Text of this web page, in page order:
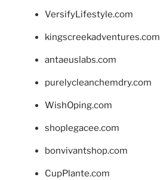
VersifyLifestyle.com
kingscreekadventures.com
antaeuslabs.com
purelycleanchemdry.com
WishOping.com
shoplegacee.com
bonvivantshop.com
CupPlante.com